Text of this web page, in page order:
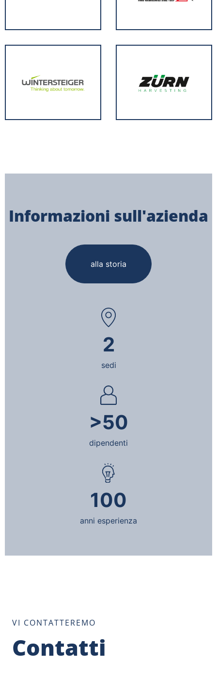
Informazioni sull'azienda
alla storia
2
sedi
>50
dipendenti
100
anni esperienza
VI CONTATTEREMO
Contatti